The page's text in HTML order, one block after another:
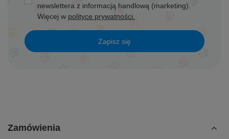
newslettera z informacją handlową (marketing).
Więcej w polityce prywatności.
Zapisz się
Zamówienia